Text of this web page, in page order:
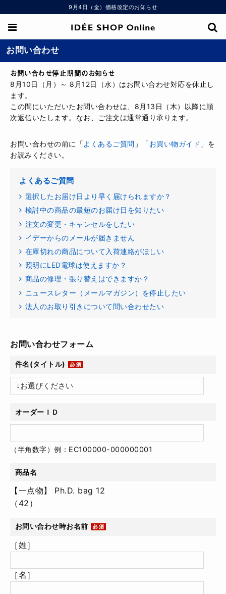
9月4日（金）価格改定のお知らせ
お問い合わせ
お問い合わせ停止期間のお知らせ
8月10日（月）～ 8月12日（水）はお問い合わせ対応を休止し
ます。
この間にいただいたお問い合わせは、8月13日（木）以降に順
次返信いたします。なお、ご注文は通常通り承ります。
お問い合わせの前に「よくあるご質問 」「お買い物ガイド 」を
お読みください。
よくあるご質問
選択したお届け日より早く届けられますか？
検討中の商品の最短のお届け日を知りたい
注文の変更・キャンセルをしたい
イデーからのメールが届きません
在庫切れの商品について入荷連絡がほしい
照明にLED電球は使えますか？
商品の修理・張り替えはできますか？
ニュースレター（メールマガジン）を停止したい
法人のお取り引きについて問い合わせたい
お問い合わせフォーム
件名(タイトル)
オーダーＩＤ
（半角数字）例：EC100000-000000001
商品名
【一点物】 Ph.D. bag 12
（42）
お問い合わせ時お名前
［姓］
［名］